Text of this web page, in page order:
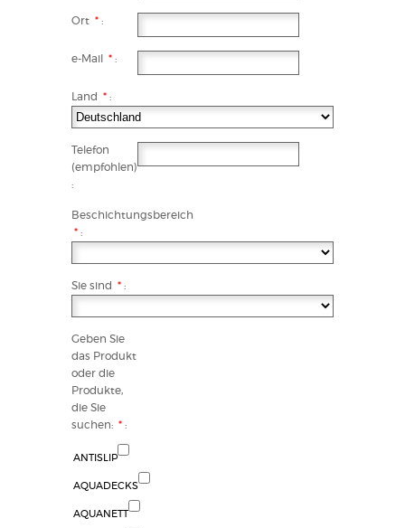
Ort * :
e-Mail * :
Land * :
Telefon
(empfohlen)
:
Beschichtungsbereich
* :
Sie sind * :
Geben Sie
das Produkt
oder die
Produkte,
die Sie
suchen: * :
ANTISLIP
AQUADECKS
AQUANETT